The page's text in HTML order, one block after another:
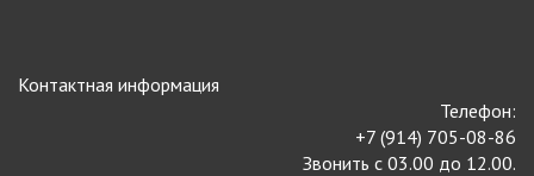
Контактная информация
Телефон:
+7 (914) 705-08-86
Звонить с 03.00 до 12.00.